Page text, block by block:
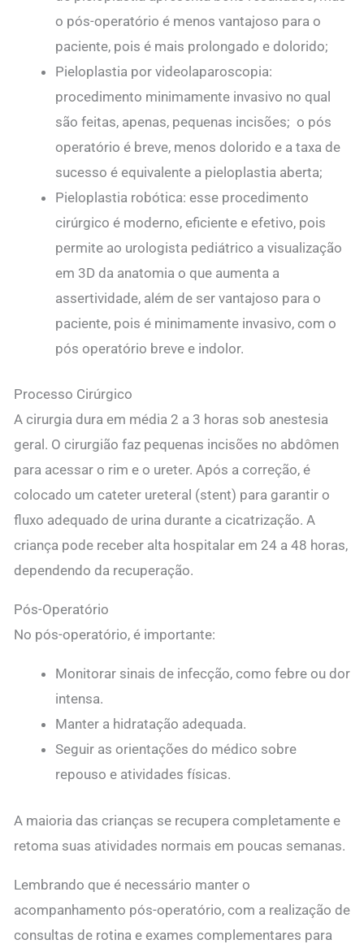
o pós-operatório é menos vantajoso para o
paciente, pois é mais prolongado e dolorido;
Pieloplastia por videolaparoscopia:
procedimento minimamente invasivo no qual
são feitas, apenas, pequenas incisões; o pós
operatório é breve, menos dolorido e a taxa de
sucesso é equivalente a pieloplastia aberta;
Pieloplastia robótica: esse procedimento
cirúrgico é moderno, eficiente e efetivo, pois
permite ao urologista pediátrico a visualização
em 3D da anatomia o que aumenta a
assertividade, além de ser vantajoso para o
paciente, pois é minimamente invasivo, com o
pós operatório breve e indolor.
Processo Cirúrgico
A cirurgia dura em média 2 a 3 horas sob anestesia
geral. O cirurgião faz pequenas incisões no abdômen
para acessar o rim e o ureter. Após a correção, é
colocado um cateter ureteral (stent) para garantir o
fluxo adequado de urina durante a cicatrização. A
criança pode receber alta hospitalar em 24 a 48 horas,
dependendo da recuperação.
Pós-Operatório
No pós-operatório, é importante:
Monitorar sinais de infecção, como febre ou dor
intensa.
Manter a hidratação adequada.
Seguir as orientações do médico sobre
repouso e atividades físicas.
A maioria das crianças se recupera completamente e
retoma suas atividades normais em poucas semanas.
Lembrando que é necessário manter o
acompanhamento pós-operatório, com a realização de
consultas de rotina e exames complementares para